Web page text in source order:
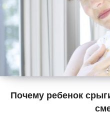
Почему ребенок